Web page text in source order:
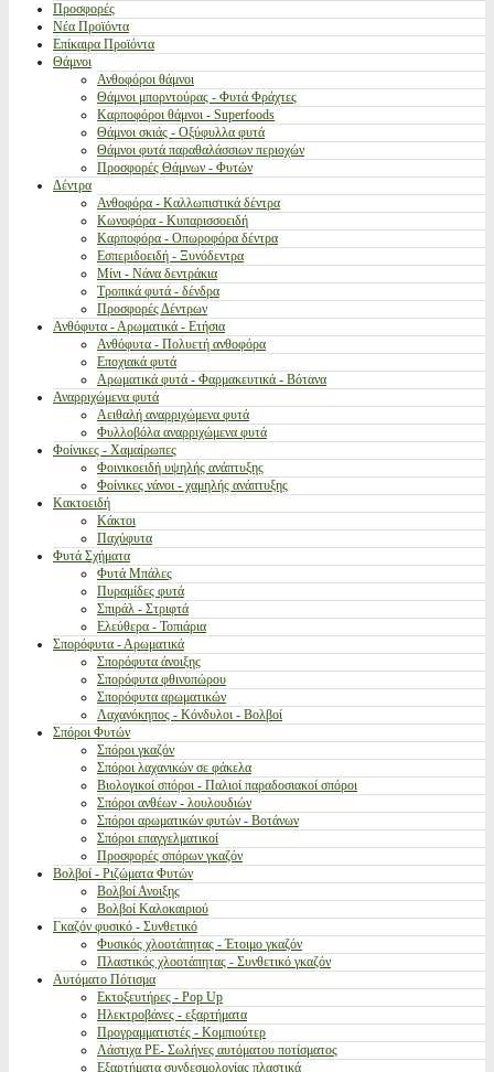
Προσφορές
Νέα Προϊόντα
Επίκαιρα Προϊόντα
Θάμνοι
Ανθοφόροι θάμνοι
Θάμνοι μπορντούρας - Φυτά Φράχτες
Καρποφόροι θάμνοι - Superfoods
Θάμνοι σκιάς - Οξύφυλλα φυτά
Θάμνοι φυτά παραθαλάσσιων περιοχών
Προσφορές Θάμνων - Φυτών
Δέντρα
Ανθοφόρα - Καλλωπιστικά δέντρα
Κωνοφόρα - Κυπαρισσοειδή
Καρποφόρα - Οπωροφόρα δέντρα
Εσπεριδοειδή - Ξυνόδεντρα
Μίνι - Νάνα δεντράκια
Τροπικά φυτά - δένδρα
Προσφορές Δέντρων
Ανθόφυτα - Αρωματικά - Ετήσια
Ανθόφυτα - Πολυετή ανθοφόρα
Εποχιακά φυτά
Αρωματικά φυτά - Φαρμακευτικά - Βότανα
Αναρριχώμενα φυτά
Αειθαλή αναρριχώμενα φυτά
Φυλλοβόλα αναρριχώμενα φυτά
Φοίνικες - Χαμαίρωπες
Φοινικοειδή υψηλής ανάπτυξης
Φοίνικες νάνοι - χαμηλής ανάπτυξης
Κακτοειδή
Κάκτοι
Παχύφυτα
Φυτά Σχήματα
Φυτά Μπάλες
Πυραμίδες φυτά
Σπιράλ - Στριφτά
Ελεύθερα - Τοπιάρια
Σπορόφυτα - Αρωματικά
Σπορόφυτα άνοιξης
Σπορόφυτα φθινοπώρου
Σπορόφυτα αρωματικών
Λαχανόκηπος - Κόνδυλοι - Βολβοί
Σπόροι Φυτών
Σπόροι γκαζόν
Σπόροι λαχανικών σε φάκελα
Βιολογικοί σπόροι - Παλιοί παραδοσιακοί σπόροι
Σπόροι ανθέων - λουλουδιών
Σπόροι αρωματικών φυτών - Βοτάνων
Σπόροι επαγγελματικοί
Προσφορές σπόρων γκαζόν
Βολβοί - Ριζώματα Φυτών
Βολβοί Ανοιξης
Βολβοί Καλοκαιριού
Γκαζόν φυσικό - Συνθετικό
Φυσικός χλοοτάπητας - Έτοιμο γκαζόν
Πλαστικός χλοοτάπητας - Συνθετικό γκαζόν
Αυτόματο Πότισμα
Εκτοξευτήρες - Pop Up
Ηλεκτροβάνες - εξαρτήματα
Προγραμματιστές - Κομπιούτερ
Λάστιχα PE- Σωλήνες αυτόματου ποτίσματος
Εξαρτήματα συνδεσμολογίας πλαστικά